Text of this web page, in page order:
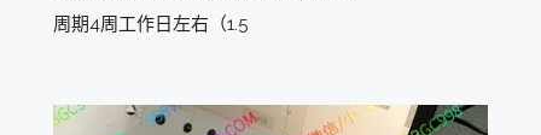
周期4周工作日左右（1.5